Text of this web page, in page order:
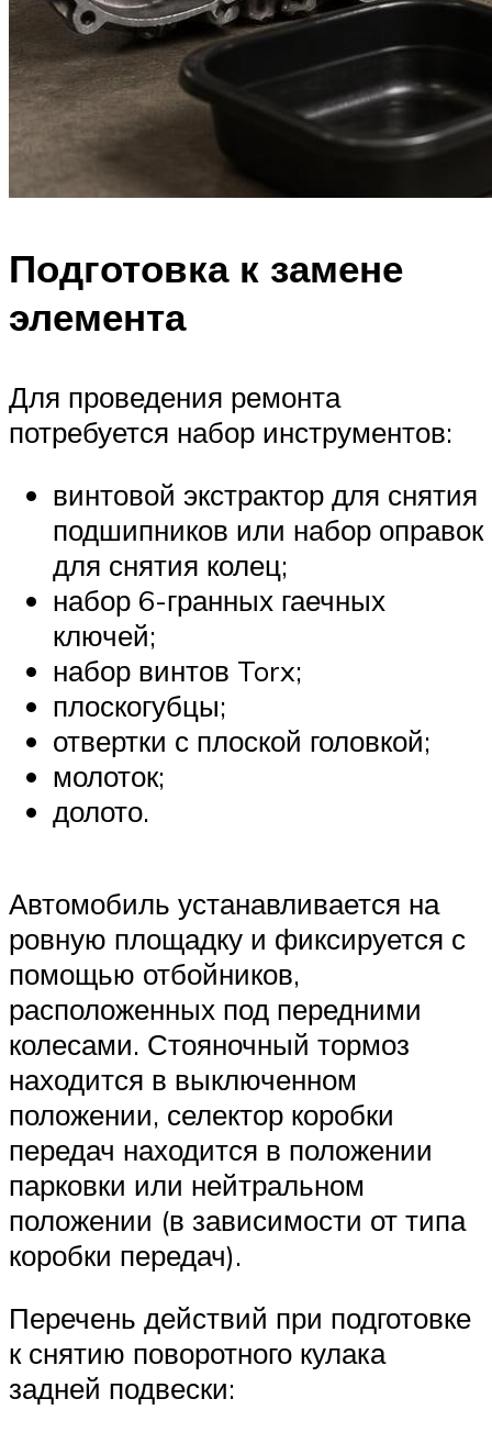
Подготовка к замене
элемента
Для проведения ремонта
потребуется набор инструментов:
винтовой экстрактор для снятия
подшипников или набор оправок
для снятия колец;
набор 6-гранных гаечных
ключей;
набор винтов Torx;
плоскогубцы;
отвертки с плоской головкой;
молоток;
долото.
Автомобиль устанавливается на
ровную площадку и фиксируется с
помощью отбойников,
расположенных под передними
колесами. Стояночный тормоз
находится в выключенном
положении, селектор коробки
передач находится в положении
парковки или нейтральном
положении (в зависимости от типа
коробки передач).
Перечень действий при подготовке
к снятию поворотного кулака
задней подвески: